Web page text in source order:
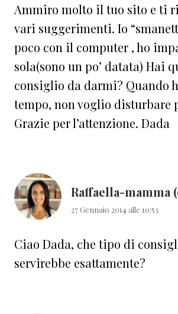
Ammiro molto il tuo sito e ti
vari suggerimenti. Io
poco con il computer , ho
sola(sono un po’ datata) Hai
consiglio da darmi? Quando
tempo, non voglio disturbare
Grazie per l’attenzione. Dada
Raffaella-mamma
27 Gennaio 2014 alle 10:53
Ciao Dada, che tipo di
servirebbe esattamente?